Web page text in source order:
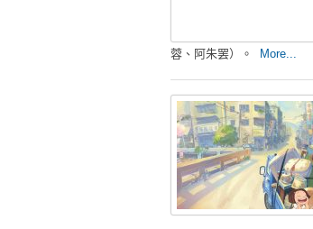
蓉、阿朱罢）。
More...